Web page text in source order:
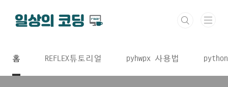
홈 REFLEX튜토리얼 pyhwpx 사용법